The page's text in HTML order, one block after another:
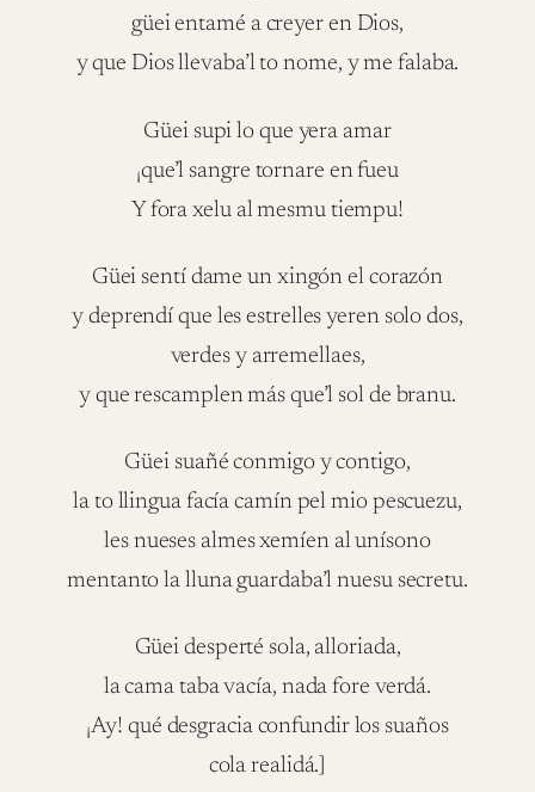
güei entamé a creyer en Dios,
y que Dios llevaba’l to nome, y me falaba.
Güei supi lo que yera amar
¡que’l sangre tornare en fueu
Y fora xelu al mesmu tiempu!
Güei sentí dame un xingón el corazón
y deprendí que les estrelles yeren solo dos,
verdes y arremellaes,
y que rescamplen más que’l sol de branu.
Güei suañé conmigo y contigo,
la to llingua facía camín pel mio pescuezu,
les nueses almes xemíen al unísono
mentanto la lluna guardaba’l nuesu secretu.
Güei desperté sola, alloriada,
la cama taba vacía, nada fore verdá.
¡Ay! qué desgracia confundir los suaños
cola realidá.]